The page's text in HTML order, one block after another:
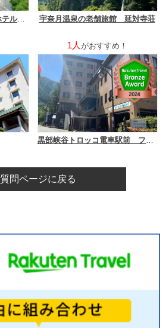
黒部峡谷・宇奈月温泉 ホテル黒部 宇奈月温泉の老舗旅館 延対寺荘
1人 がおすすめ！
質問ページに戻る